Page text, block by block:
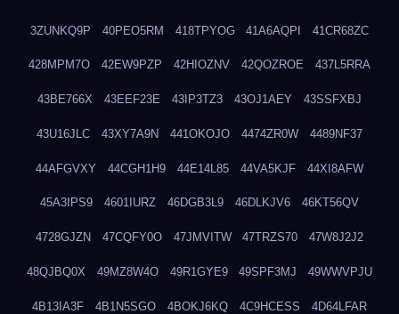
3ZUNKQ9P 40PEO5RM 418TPYOG 41A6AQPI 41CR68ZC
428MPM7O 42EW9PZP 42HIOZNV 42QOZROE 437L5RRA
43BE766X 43EEF23E 43IP3TZ3 43OJ1AEY 43SSFXBJ
43U16JLC 43XY7A9N 441OKOJO 4474ZR0W 4489NF37
44AFGVXY 44CGH1H9 44E14L85 44VA5KJF 44XI8AFW
45A3IPS9 4601IURZ 46DGB3L9 46DLKJV6 46KT56QV
4728GJZN 47CQFY0O 47JMVITW 47TRZS70 47W8J2J2
48QJBQ0X 49MZ8W4O 49R1GYE9 49SPF3MJ 49WWVPJU
4B13IA3F 4B1N5SGO 4BOKJ6KQ 4C9HCESS 4D64LFAR